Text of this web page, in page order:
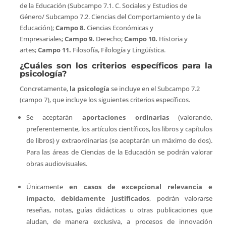
de la Educación (Subcampo 7.1. C. Sociales y Estudios de
Género/ Subcampo 7.2. Ciencias del Comportamiento y de la
Educación);Campo 8. Ciencias Económicas y
Empresariales;Campo 9. Derecho;Campo 10. Historia y
artes;Campo 11. Filosofía, Filología y Lingüística.
¿Cuáles son los criterios específicos para la
psicología?
Concretamente, la psicología se incluye en el Subcampo 7.2
(campo 7), que incluye los siguientes criterios específicos.
Se aceptarán aportaciones ordinarias(valorando,
preferentemente, los artículos científicos, los libros y capítulos
de libros) y extraordinarias (se aceptarán un máximo de dos).
Para las áreas de Ciencias de la Educación se podrán valorar
obras audiovisuales.
Únicamente en casos de excepcional relevancia e
impacto, debidamente justificados, podrán valorarse
reseñas, notas, guías didácticas u otras publicaciones que
aludan, de manera exclusiva, a procesos de innovación